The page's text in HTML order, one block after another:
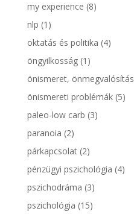
my experience (8)
nlp (1)
oktatás és politika (4)
öngyilkosság(1)
önismeret, önmegvalósítás
önismereti problémák(5)
paleo-low carb (3)
paranoia (2)
párkapcsolat(2)
pénzügyi pszichológia (4)
pszichodráma (3)
pszichológia (15)